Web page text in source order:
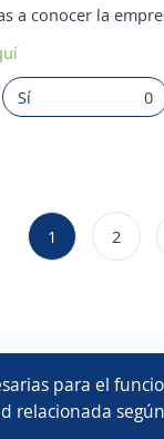
para el
relacionada
a conocer la
Sí 0
1 2